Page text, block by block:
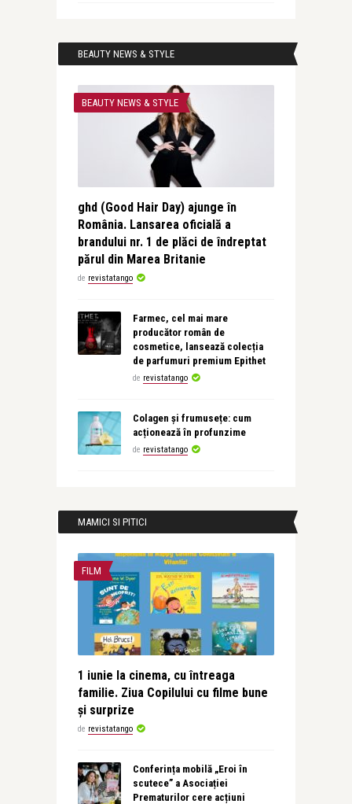
BEAUTY NEWS & STYLE
BEAUTY NEWS & STYLE
ghd (Good Hair Day) ajunge în
România. Lansarea oficială a
brandului nr. 1 de plăci de îndreptat
părul din Marea Britanie
de revistatango
Farmec, cel mai mare
producător român de
cosmetice, lansează colecția
de parfumuri premium Epithet
de revistatango
Colagen și frumusețe: cum
acționează în profunzime
de revistatango
MAMICI SI PITICI
FILM
1 iunie la cinema, cu întreaga
familie. Ziua Copilului cu filme bune
și surprize
de revistatango
Conferința mobilă „Eroi în
scutece” a Asociației
Prematurilor cere acțiuni